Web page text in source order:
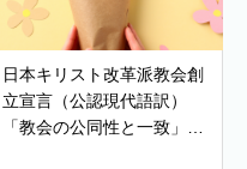
日本キリスト改革派教会創
立宣言（公認現代語訳）
「教会の公同性と一致」